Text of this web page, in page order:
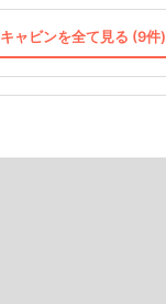
ャビンを全て見る (9件)